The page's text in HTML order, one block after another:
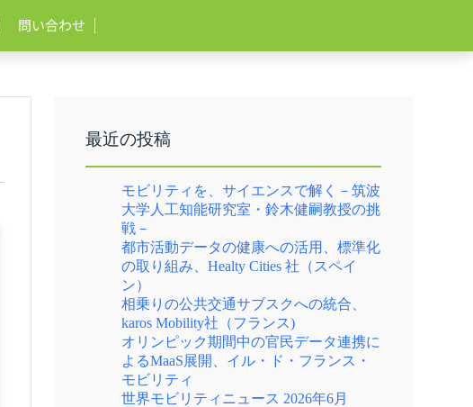
問い合わせ
最近の投稿
モビリティを、サイエンスで解く－筑波
大学人工知能研究室・鈴木健嗣教授の挑
戦－
都市活動データの健康への活用、標準化
の取り組み、Healty Cities 社（スペイ
ン）
相乗りの公共交通サブスクへの統合、
karos Mobility社（フランス)
オリンピック期間中の官民データ連携に
よるMaaS展開、イル・ド・フランス・
モビリティ
世界モビリティニュース 2026年6月